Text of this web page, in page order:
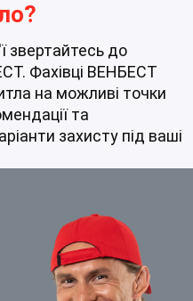
звертайтесь до
Фахівці ВЕНБЕСТ
на можливі точки
та
захисту під ваші